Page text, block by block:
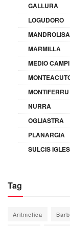
GALLURA
LOGUDORO
MARMILLA
MEDIO
MONTIFERRU
NURRA
OGLIASTRA
PLANARGIA
SULCIS
Tag
Aritmetica